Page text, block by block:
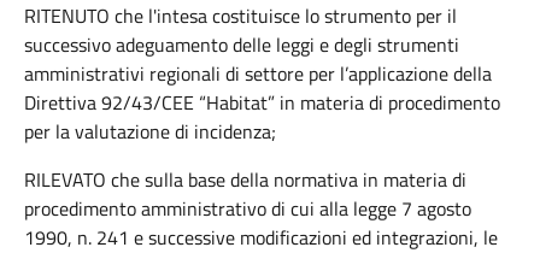
RITENUTO che l'intesa costituisce lo strumento per il
successivo adeguamento delle leggi e degli strumenti
amministrativi regionali di settore per l’applicazione della
Direttiva 92/43/CEE “Habitat” in materia di procedimento
per la valutazione di incidenza;
RILEVATO che sulla base della normativa in materia di
procedimento amministrativo di cui alla legge 7 agosto
1990, n. 241 e successive modificazioni ed integrazioni, le